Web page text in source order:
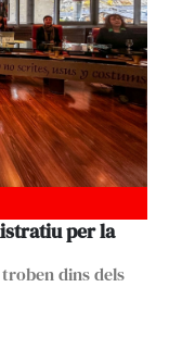
per la
dins dels